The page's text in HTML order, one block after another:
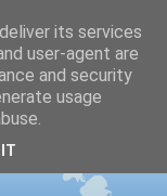
its services
user-agent are
and security
usage